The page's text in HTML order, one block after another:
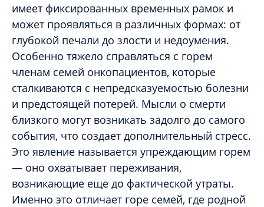
имеет фиксированных временных рамок и
может проявляться в различных формах: от
глубокой печали до злости и недоумения.
Особенно тяжело справляться с горем
членам семей онкопациентов, которые
сталкиваются с непредсказуемостью болезни
и предстоящей потерей. Мысли о смерти
близкого могут возникать задолго до самого
события, что создает дополнительный стресс.
Это явление называется упреждающим горем
— оно охватывает переживания,
возникающие еще до фактической утраты.
Именно это отличает горе семей, где родной